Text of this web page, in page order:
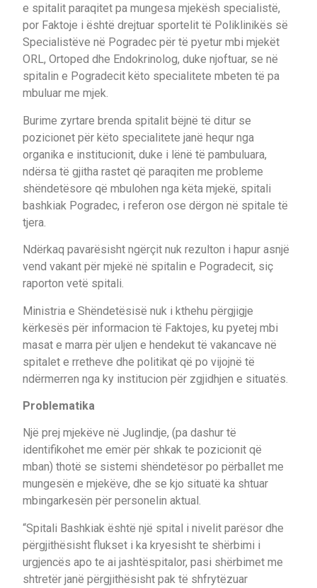
e spitalit paraqitet pa mungesa mjekësh specialistë,
por Faktoje i është drejtuar sportelit të Poliklinikës së
Specialistëve në Pogradec për të pyetur mbi mjekët
ORL, Ortoped dhe Endokrinolog, duke njoftuar, se në
spitalin e Pogradecit këto specialitete mbeten të pa
mbuluar me mjek.
Burime zyrtare brenda spitalit bëjnë të ditur se
pozicionet për këto specialitete janë hequr nga
organika e institucionit, duke i lënë të pambuluara,
ndërsa të gjitha rastet që paraqiten me probleme
shëndetësore që mbulohen nga këta mjekë, spitali
bashkiak Pogradec, i referon ose dërgon në spitale të
tjera.
Ndërkaq pavarësisht ngërçit nuk rezulton i hapur asnjë
vend vakant për mjekë në spitalin e Pogradecit, siç
raporton vetë spitali.
Ministria e Shëndetësisë nuk i kthehu përgjigje
kërkesës për informacion të Faktojes, ku pyetej mbi
masat e marra për uljen e hendekut të vakancave në
spitalet e rretheve dhe politikat që po vijojnë të
ndërmerren nga ky institucion për zgjidhjen e situatës.
Problematika
Një prej mjekëve në Juglindje, (pa dashur të
identifikohet me emër për shkak te pozicionit që
mban) thotë se sistemi shëndetësor po përballet me
mungesën e mjekëve, dhe se kjo situatë ka shtuar
mbingarkesën për personelin aktual.
“Spitali Bashkiak është një spital i nivelit parësor dhe
përgjithësisht flukset i ka kryesisht te shërbimi i
urgjencës apo te ai jashtëspitalor, pasi shërbimet me
shtretër janë përgjithësisht pak të shfrytëzuar